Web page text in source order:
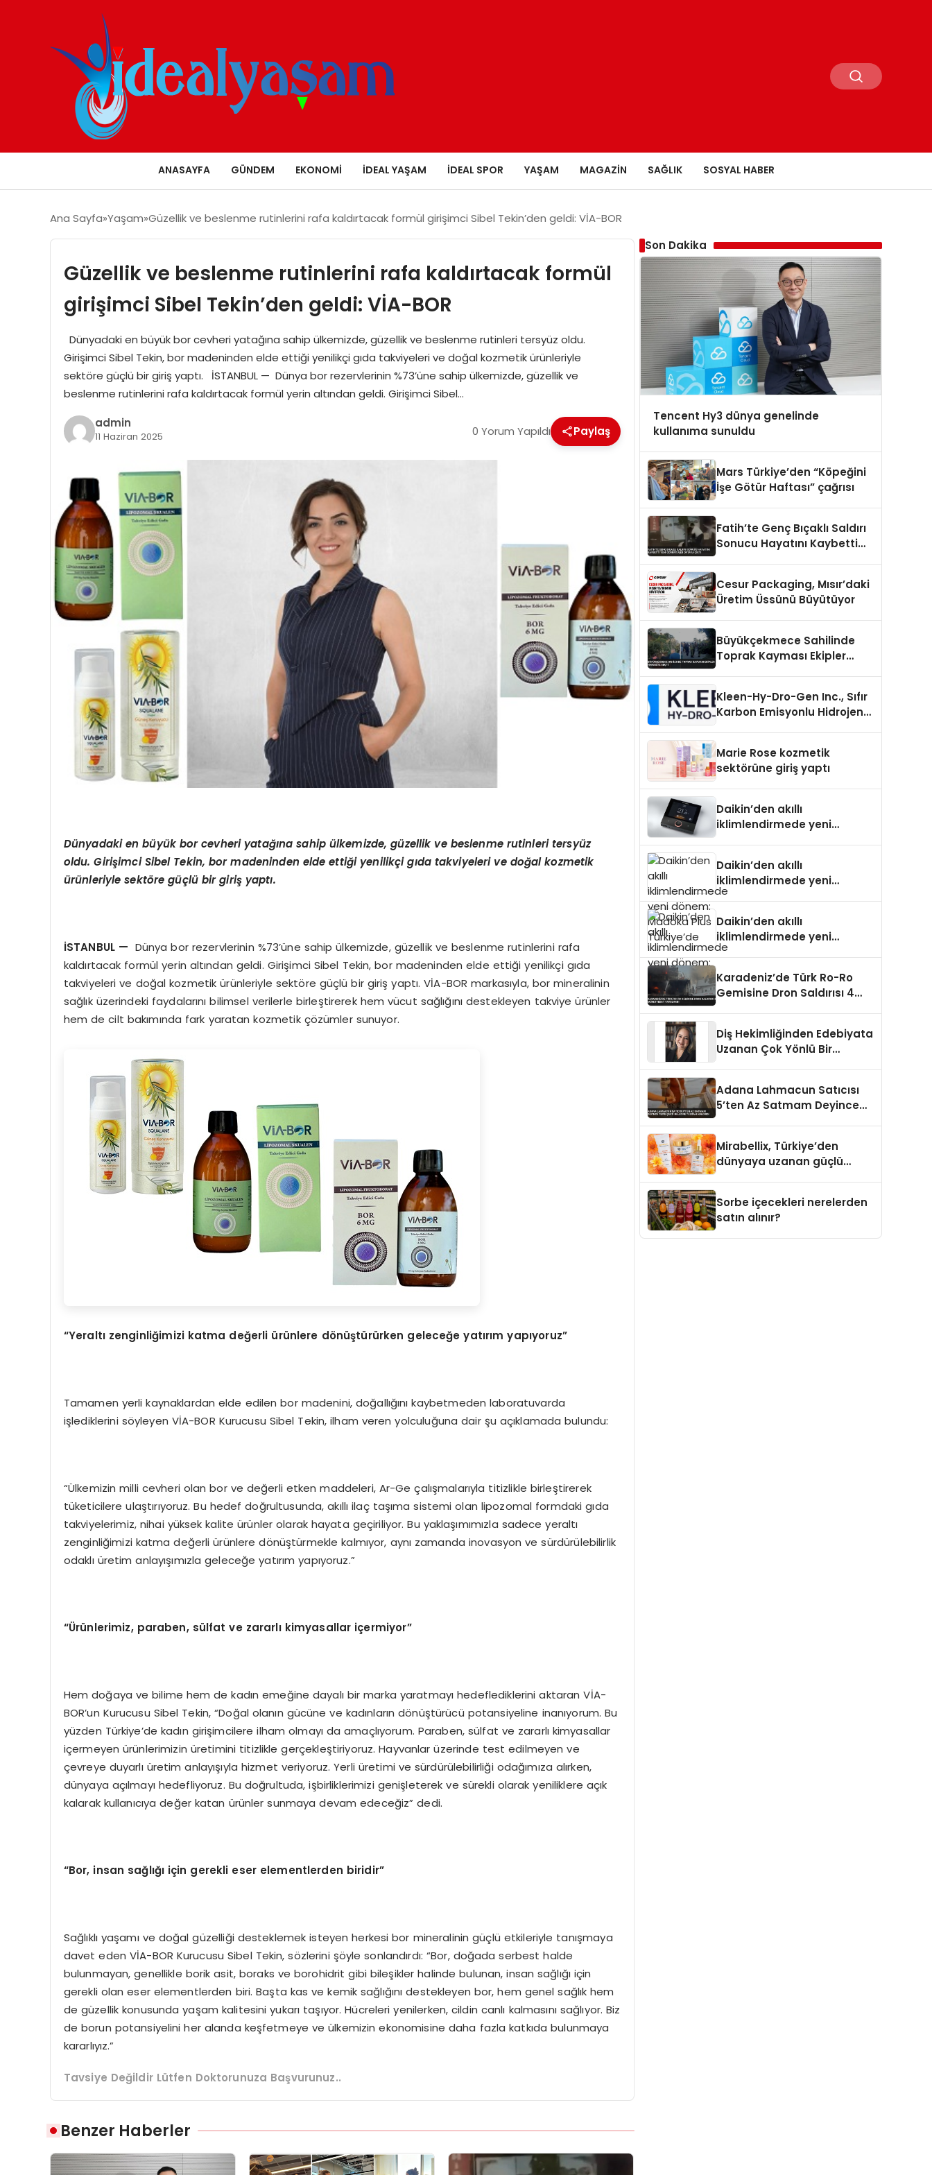
ANASAYFA GÜNDEM EKONOMI İDEAL YAŞAM İDEAL SPOR YAŞAM MAGAZIN SAĞLIK SOSYAL HABER
Ana Sayfa Yaşam Güzellik ve beslenme rutinlerini rafa kaldırtacak formül girişimci Sibel Tekin’den geldi: VİA-BOR
Güzellik ve beslenme rutinlerini rafa kaldırtacak formül
girişimci Sibel Tekin’den geldi: VİA-BOR
Dünyadaki en büyük bor cevheri yatağına sahip ülkemizde, güzellik ve beslenme rutinleri tersyüz oldu.
Girişimci Sibel Tekin, bor madeninden elde ettiği yenilikçi gıda takviyeleri ve doğal kozmetik ürünleriyle
sektöre güçlü bir giriş yaptı. İSTANBUL — Dünya bor rezervlerinin %73’üne sahip ülkemizde, güzellik ve
beslenme rutinlerini rafa kaldırtacak formül yerin altından geldi. Girişimci Sibel…
admin
11 Haziran 2025 0 Yorum Yapıldı Paylaş
Dünyadaki en büyük bor cevheri yatağına sahip ülkemizde, güzellik ve beslenme rutinleri tersyüz
oldu. Girişimci Sibel Tekin, bor madeninden elde ettiği yenilikçi gıda takviyeleri ve doğal kozmetik
ürünleriyle sektöre güçlü bir giriş yaptı.
İSTANBUL — Dünya bor rezervlerinin %73’üne sahip ülkemizde, güzellik ve beslenme rutinlerini rafa
kaldırtacak formül yerin altından geldi. Girişimci Sibel Tekin, bor madeninden elde ettiği yenilikçi gıda
takviyeleri ve doğal kozmetik ürünleriyle sektöre güçlü bir giriş yaptı. VİA-BOR markasıyla, bor mineralinin
sağlık üzerindeki faydalarını bilimsel verilerle birleştirerek hem vücut sağlığını destekleyen takviye ürünler
hem de cilt bakımında fark yaratan kozmetik çözümler sunuyor.
“Yeraltı zenginliğimizi katma değerli ürünlere dönüştürürken geleceğe yatırım yapıyoruz”
Tamamen yerli kaynaklardan elde edilen bor madenini, doğallığını kaybetmeden laboratuvarda
işlediklerini söyleyen VİA-BOR Kurucusu Sibel Tekin, ilham veren yolculuğuna dair şu açıklamada bulundu:
“Ülkemizin milli cevheri olan bor ve değerli etken maddeleri, Ar-Ge çalışmalarıyla titizlikle birleştirerek
tüketicilere ulaştırıyoruz. Bu hedef doğrultusunda, akıllı ilaç taşıma sistemi olan lipozomal formdaki gıda
takviyelerimiz, nihai yüksek kalite ürünler olarak hayata geçiriliyor. Bu yaklaşımımızla sadece yeraltı
zenginliğimizi katma değerli ürünlere dönüştürmekle kalmıyor, aynı zamanda inovasyon ve sürdürülebilirlik
odaklı üretim anlayışımızla geleceğe yatırım yapıyoruz.”
“Ürünlerimiz, paraben, sülfat ve zararlı kimyasallar içermiyor”
Hem doğaya ve bilime hem de kadın emeğine dayalı bir marka yaratmayı hedeflediklerini aktaran VİA-
BOR’un Kurucusu Sibel Tekin, “Doğal olanın gücüne ve kadınların dönüştürücü potansiyeline inanıyorum. Bu
yüzden Türkiye’de kadın girişimcilere ilham olmayı da amaçlıyorum. Paraben, sülfat ve zararlı kimyasallar
içermeyen ürünlerimizin üretimini titizlikle gerçekleştiriyoruz. Hayvanlar üzerinde test edilmeyen ve
çevreye duyarlı üretim anlayışıyla hizmet veriyoruz. Yerli üretimi ve sürdürülebilirliği odağımıza alırken,
dünyaya açılmayı hedefliyoruz. Bu doğrultuda, işbirliklerimizi genişleterek ve sürekli olarak yeniliklere açık
kalarak kullanıcıya değer katan ürünler sunmaya devam edeceğiz” dedi.
“Bor, insan sağlığı için gerekli eser elementlerden biridir”
Sağlıklı yaşamı ve doğal güzelliği desteklemek isteyen herkesi bor mineralinin güçlü etkileriyle tanışmaya
davet eden VİA-BOR Kurucusu Sibel Tekin, sözlerini şöyle sonlandırdı: “Bor, doğada serbest halde
bulunmayan, genellikle borik asit, boraks ve borohidrit gibi bileşikler halinde bulunan, insan sağlığı için
gerekli olan eser elementlerden biri. Başta kas ve kemik sağlığını destekleyen bor, hem genel sağlık hem
de güzellik konusunda yaşam kalitesini yukarı taşıyor. Hücreleri yenilerken, cildin canlı kalmasını sağlıyor. Biz
de borun potansiyelini her alanda keşfetmeye ve ülkemizin ekonomisine daha fazla katkıda bulunmaya
kararlıyız.”
Tavsiye Değildir Lütfen Doktorunuza Başvurunuz..
Benzer Haberler
Son Dakika
Tencent Hy3 dünya genelinde
kullanıma sunuldu
Mars Türkiye’den “Köpeğini
İşe Götür Haftası” çağrısı
Fatih’te Genç Bıçaklı Saldırı
Sonucu Hayatını Kaybetti
Cesur Packaging, Mısır’daki
Üretim Üssünü Büyütüyor
Büyükçekmece Sahilinde
Toprak Kayması Ekipler
Kleen-Hy-Dro-Gen Inc., Sıfır
Karbon Emisyonlu Hidrojen
Aldı
Marie Rose kozmetik
sektörüne giriş yaptı
Daikin’den akıllı
iklimlendirmede yeni
Daikin’den akıllı
iklimlendirmede yeni
dönem: Madoka Plus
Daikin’den akıllı
iklimlendirmede yeni
dönem: Madoka Plus
Karadeniz’de Türk Ro-Ro
Gemisine Dron Saldırısı 4
Diş Hekimliğinden Edebiyata
Uzanan Çok Yönlü Bir
Adana Lahmacun Satıcısı
5’ten Az Satmam Deyince
Mirabellix, Türkiye’den
dünyaya uzanan güçlü
Sorbe içecekleri nerelerden
satın alınır?